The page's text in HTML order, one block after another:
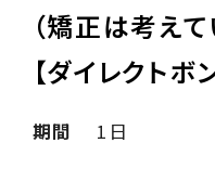
（矯正は考えて
【ダイレクトボ
期間 1日